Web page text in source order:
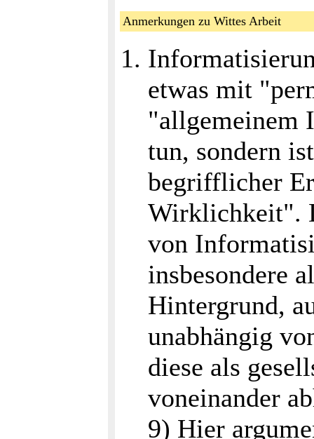
Anmerkungen zu Wittes Arbeit
etwas mit
"allgemeinem
tun, sondern
begrifflicher
Wirklichkeit".
von
insbesondere
Hintergrund,
unabhängig
diese als
voneinander
9) Hier